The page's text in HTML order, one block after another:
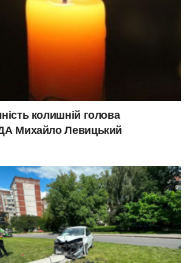
колишній голова
Михайло Левицький